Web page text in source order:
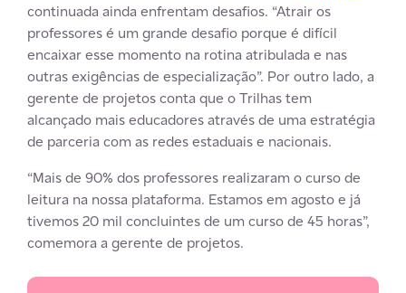
continuada ainda enfrentam desafios. “Atrair os
professores é um grande desafio porque é difícil
encaixar esse momento na rotina atribulada e nas
outras exigências de especialização”. Por outro lado, a
gerente de projetos conta que o Trilhas tem
alcançado mais educadores através de uma estratégia
de parceria com as redes estaduais e nacionais.
“Mais de 90% dos professores realizaram o curso de
leitura na nossa plataforma. Estamos em agosto e já
tivemos 20 mil concluintes de um curso de 45 horas”,
comemora a gerente de projetos.